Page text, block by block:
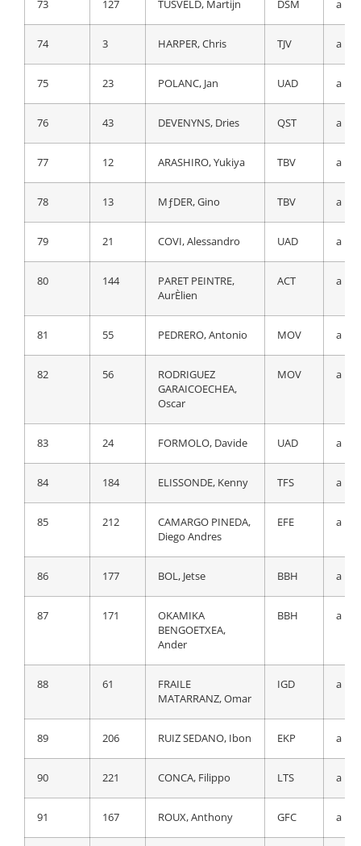
73 127 TUSVELD, Martijn DSM a
74 3 HARPER, Chris TJV a
75 23 POLANC, Jan UAD a
76 43 DEVENYNS, Dries QST a
77 12 ARASHIRO, Yukiya TBV a
78 13 MƒDER, Gino TBV a
79 21 COVI, Alessandro UAD a
80 144
PARET PEINTRE,
AurÈlien
ACT a
81 55 PEDRERO, Antonio MOV a
82 56
RODRIGUEZ
GARAICOECHEA,
Oscar
MOV a
83 24 FORMOLO, Davide UAD a
84 184 ELISSONDE, Kenny TFS a
85 212
CAMARGO PINEDA,
Diego Andres
EFE a
86 177 BOL, Jetse BBH a
87 171
OKAMIKA
BENGOETXEA,
Ander
BBH a
88 61
FRAILE
MATARRANZ, Omar
IGD a
89 206 RUIZ SEDANO, Ibon EKP a
90 221 CONCA, Filippo LTS a
91 167 ROUX, Anthony GFC a
74 43 DEVENYNS, Dries QST a
75 13 MƒDER, Gino TBV a
76 12 ARASHIRO, Yukiya TBV a
77 21 COVI, Alessandro UAD a
78 144
PARET PEINTRE,
ACT a
RODRIGUEZ
FORMOLO, Davide
83 212
CAMARGO PINEDA,
EFE a
CAVAGNA, RÈmi
86 3 HARPER, Chris TJV a
87 61
FRAILE
MATARRANZ, Omar
IGD a
88 147
VENDRAME,
Andrea
ACT a
89 181 BERNARD, Julien TFS a
90 155 HOULE, Hugo IPT a
91 202
ADRIA OLIVERAS,
Roger
EKP a